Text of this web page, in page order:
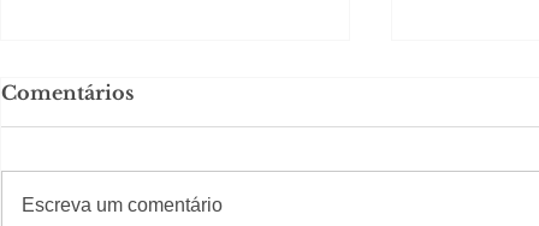
Comentários
Escreva um comentário
#Sugestões